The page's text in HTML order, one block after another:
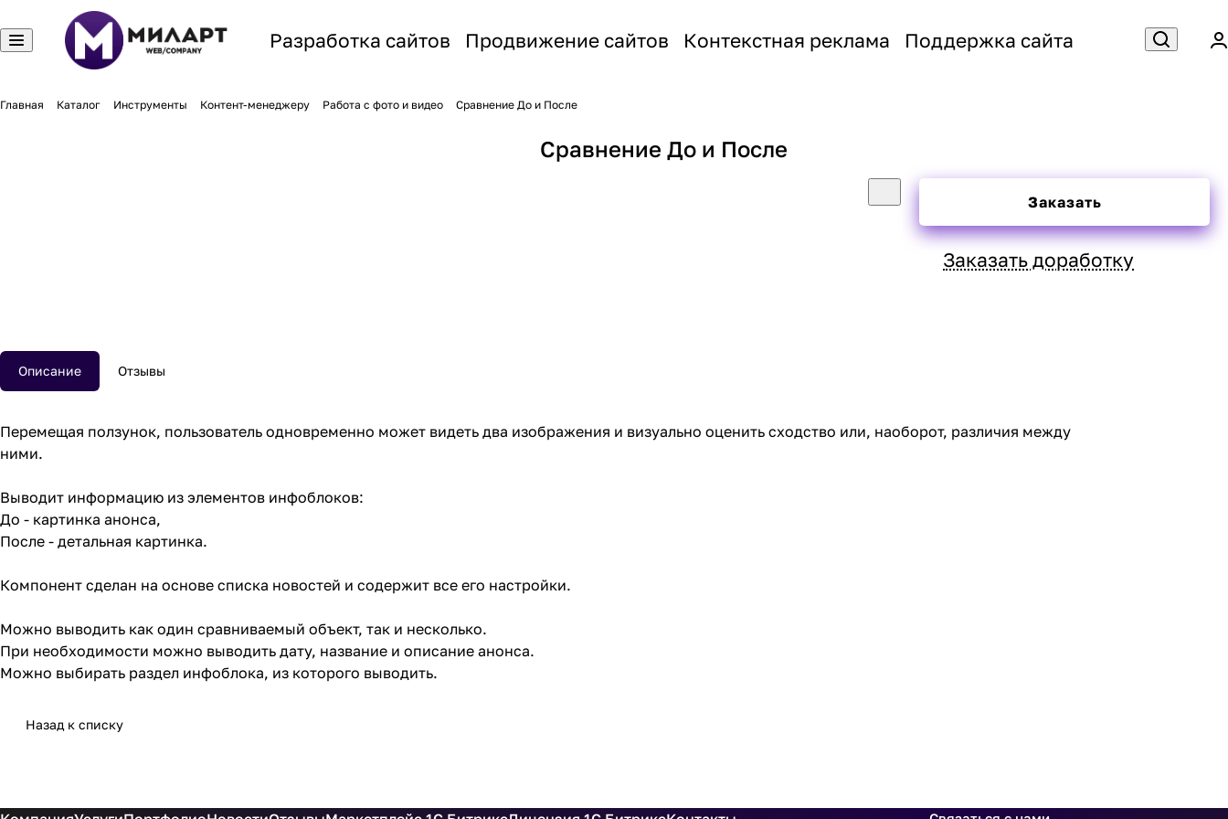
Разработка сайтов Продвижение сайтов Контекстная реклама Поддержка сайта
Главная Каталог Инструменты Контент-менеджеру Работа с фото и видео Сравнение До и После
Сравнение До и После
Заказать
Заказать доработку
Описание Отзывы
Перемещая ползунок, пользователь одновременно может видеть два изображения и визуально оценить сходство или, наоборот, различия между
ними.
Выводит информацию из элементов инфоблоков:
До - картинка анонса,
После - детальная картинка.
Компонент сделан на основе списка новостей и содержит все его настройки.
Можно выводить как один сравниваемый объект, так и несколько.
При необходимости можно выводить дату, название и описание анонса.
Можно выбирать раздел инфоблока, из которого выводить.
Назад к списку